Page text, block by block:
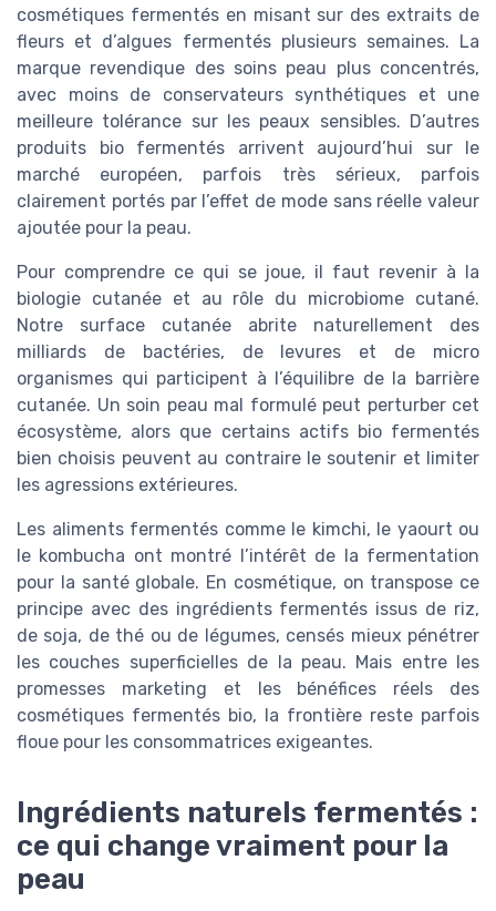
cosmétiques fermentés en misant sur des extraits de
fleurs et d’algues fermentés plusieurs semaines. La
marque revendique des soins peau plus concentrés,
avec moins de conservateurs synthétiques et une
meilleure tolérance sur les peaux sensibles. D’autres
produits bio fermentés arrivent aujourd’hui sur le
marché européen, parfois très sérieux, parfois
clairement portés par l’effet de mode sans réelle valeur
ajoutée pour la peau.
Pour comprendre ce qui se joue, il faut revenir à la
biologie cutanée et au rôle du microbiome cutané.
Notre surface cutanée abrite naturellement des
milliards de bactéries, de levures et de micro
organismes qui participent à l’équilibre de la barrière
cutanée. Un soin peau mal formulé peut perturber cet
écosystème, alors que certains actifs bio fermentés
bien choisis peuvent au contraire le soutenir et limiter
les agressions extérieures.
Les aliments fermentés comme le kimchi, le yaourt ou
le kombucha ont montré l’intérêt de la fermentation
pour la santé globale. En cosmétique, on transpose ce
principe avec des ingrédients fermentés issus de riz,
de soja, de thé ou de légumes, censés mieux pénétrer
les couches superficielles de la peau. Mais entre les
promesses marketing et les bénéfices réels des
cosmétiques fermentés bio, la frontière reste parfois
floue pour les consommatrices exigeantes.
Ingrédients naturels fermentés :
ce qui change vraiment pour la
peau